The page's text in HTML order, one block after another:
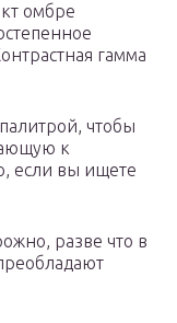
омбре
гамма
чтобы
к
если вы ищете
разве что в